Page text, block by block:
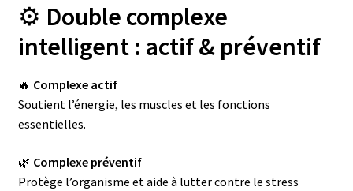
⚙️ Double complexe
intelligent : actif & préventif
🔥 Complexe actif
Soutient l’énergie, les muscles et les fonctions
essentielles.
🌿 Complexe préventif
Protège l’organisme et aide à lutter contre le stress